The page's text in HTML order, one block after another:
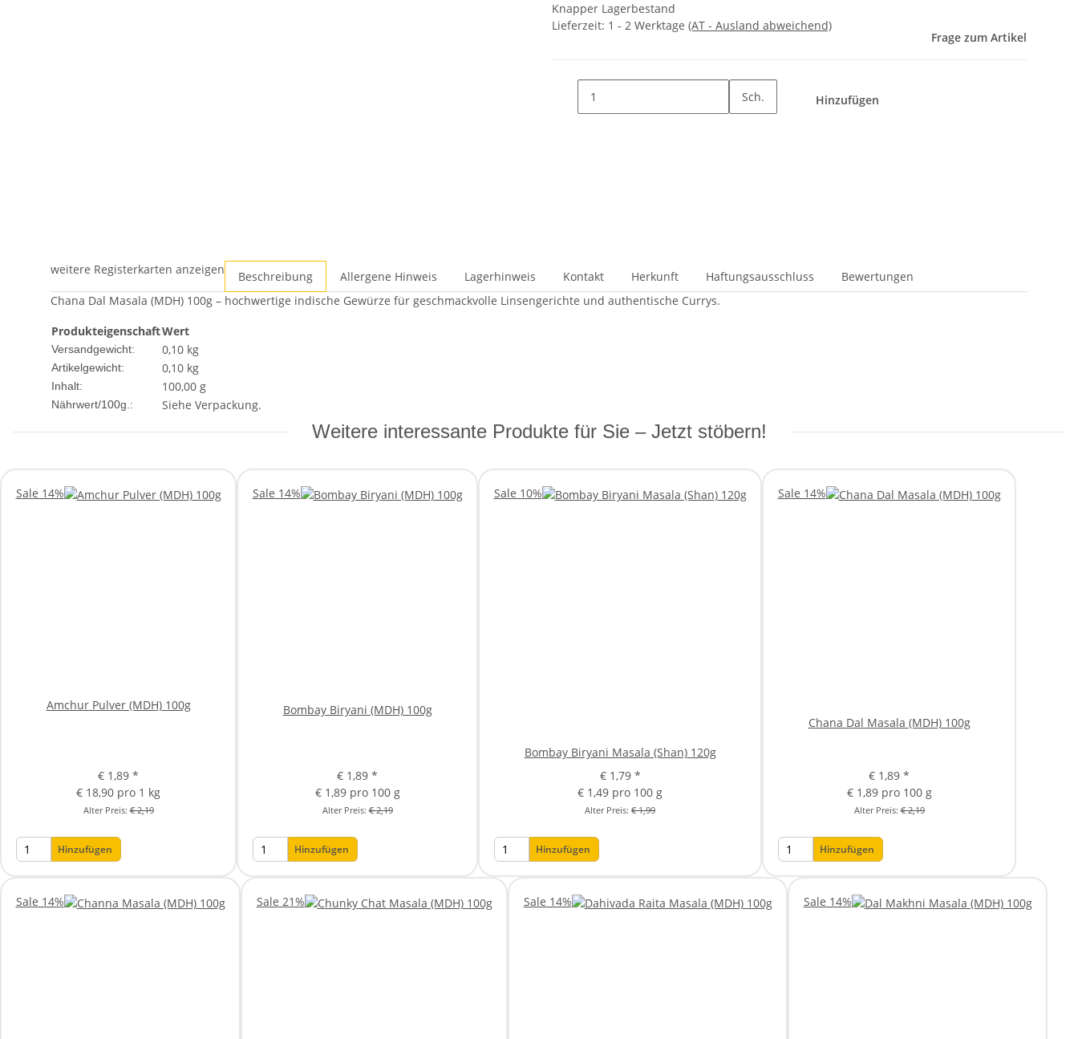
Knapper Lagerbestand
Lieferzeit: 1 - 2 Werktage (AT - Ausland abweichend)
Frage zum Artikel
Sch. Hinzufügen
weitere Registerkarten anzeigen Beschreibung Allergene Hinweis Lagerhinweis Kontakt Herkunft Haftungsausschluss
Bewertungen
Chana Dal Masala (MDH) 100g – hochwertige indische Gewürze für geschmackvolle Linsengerichte und authentische Currys.
ProdukteigenschaftWert
Versandgewicht: 0,10 kg
Artikelgewicht: 0,10 kg
Inhalt: 100,00 g
Nährwert/100g.: Siehe Verpackung.
Weitere interessante Produkte für Sie – Jetzt stöbern!
Sale 14%
Amchur Pulver (MDH) 100g
€ 1,89 *
€ 18,90 pro 1 kg
Alter Preis:€ 2,19
Hinzufügen
Sale 14%
Bombay Biryani (MDH) 100g
€ 1,89 *
€ 1,89 pro 100 g
Alter Preis:€ 2,19
Hinzufügen
Sale 10%
Bombay Biryani Masala (Shan) 120g
€ 1,79 *
€ 1,49 pro 100 g
Alter Preis: € 1,99
Hinzufügen
Sale 14%
Chana Dal Masala (MDH) 100g
€ 1,89 *
€ 1,89 pro 100 g
Alter Preis:€ 2,19
Hinzufügen
Sale 14% Sale 21% Sale 14% Sale 14%